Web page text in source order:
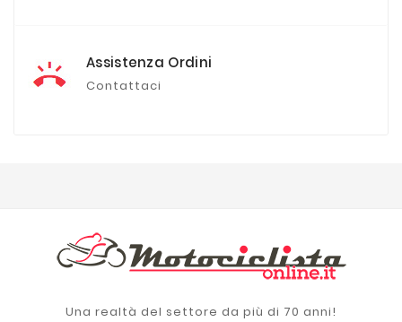
Assistenza Ordini
Contattaci
Una realtà del settore da più di 70 anni!